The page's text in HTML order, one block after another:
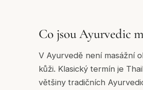
Co jsou Ayurvedic
V Ayurvedě není masážní
kůži. Klasický termín je
většiny tradičních